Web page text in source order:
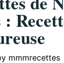
:
mmmrecettes